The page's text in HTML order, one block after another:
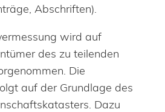
Abschriften).
wird auf
des zu teilenden
Die
auf der Grundlage des
Dazu